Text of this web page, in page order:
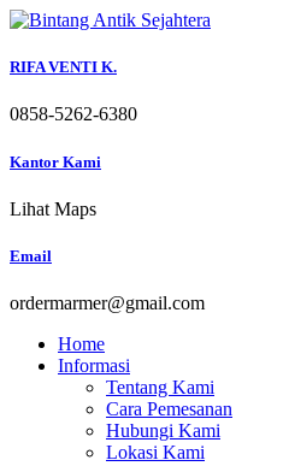
Skip
content
RIFA VENTI K.
0858-5262-6380
Kantor Kami
Lihat Maps
Email
ordermarmer@gmail.com
Home
Informasi
Tentang Kami
Cara Pemesanan
Hubungi Kami
Lokasi Kami